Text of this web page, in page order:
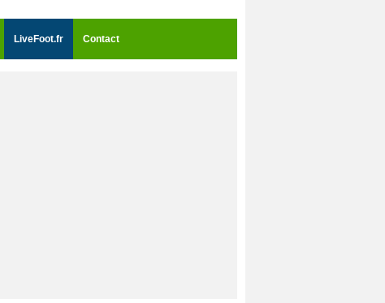
LiveFoot.fr Contact